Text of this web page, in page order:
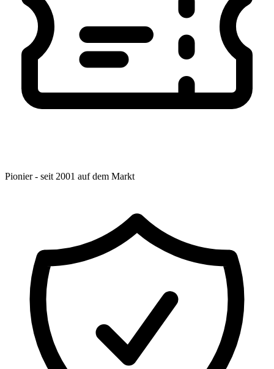
Pionier - seit 2001 auf dem Markt